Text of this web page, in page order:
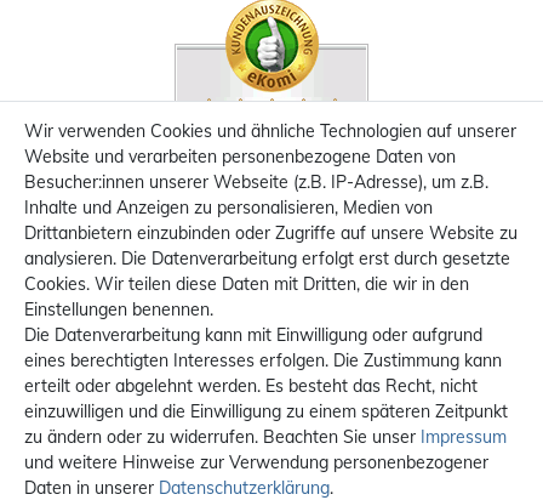
Wir verwenden Cookies und ähnliche Technologien auf unserer
Website und verarbeiten personenbezogene Daten von
Besucher:innen unserer Webseite (z.B. IP-Adresse), um z.B.
Inhalte und Anzeigen zu personalisieren, Medien von
Drittanbietern einzubinden oder Zugriffe auf unsere Website zu
analysieren. Die Datenverarbeitung erfolgt erst durch gesetzte
Cookies. Wir teilen diese Daten mit Dritten, die wir in den
Einstellungen benennen.
Die Datenverarbeitung kann mit Einwilligung oder aufgrund
eines berechtigten Interesses erfolgen. Die Zustimmung kann
erteilt oder abgelehnt werden. Es besteht das Recht, nicht
einzuwilligen und die Einwilligung zu einem späteren Zeitpunkt
zu ändern oder zu widerrufen. Beachten Sie unser Impressum
und weitere Hinweise zur Verwendung personenbezogener
Daten in unserer Daten­schutz­erklärung.